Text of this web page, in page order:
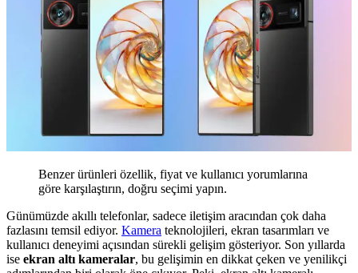
Benzer ürünleri özellik, fiyat ve kullanıcı yorumlarına
göre karşılaştırın, doğru seçimi yapın.
Günümüzde akıllı telefonlar, sadece iletişim aracından çok daha
fazlasını temsil ediyor. Kamera teknolojileri, ekran tasarımları ve
kullanıcı deneyimi açısından sürekli gelişim gösteriyor. Son yıllarda
ise ekran altı kameralar, bu gelişimin en dikkat çeken ve yenilikçi